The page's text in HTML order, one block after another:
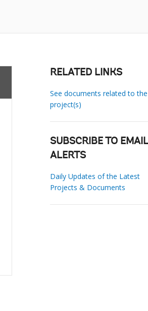
RELATED LINKS
See documents related to the
project(s)
SUBSCRIBE TO EMAIL
ALERTS
Daily Updates of the Latest
Projects & Documents